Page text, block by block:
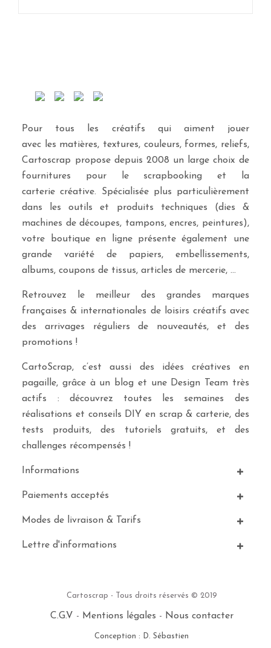
Pour tous les créatifs qui aiment jouer
avec les matières, textures, couleurs, formes, reliefs,
Cartoscrap propose depuis 2008 un large choix de
fournitures pour le scrapbooking et la
carterie créative. Spécialisée plus particulièrement
dans les outils et produits techniques (dies &
machines de découpes, tampons, encres, peintures),
votre boutique en ligne présente également une
grande variété de papiers, embellissements,
albums, coupons de tissus, articles de mercerie, …
Retrouvez le meilleur des grandes marques
françaises & internationales de loisirs créatifs avec
des arrivages réguliers de nouveautés, et des
promotions !
CartoScrap, c’est aussi des idées créatives en
pagaille, grâce à un blog et une Design Team très
actifs : découvrez toutes les semaines des
réalisations et conseils DIY en scrap & carterie, des
tests produits, des tutoriels gratuits, et des
challenges récompensés !
Informations
Paiements acceptés
Modes de livraison & Tarifs
Lettre d'informations
Cartoscrap - Tous droits réservés © 2019
C.G.V - Mentions légales - Nous contacter
Conception : D. Sébastien